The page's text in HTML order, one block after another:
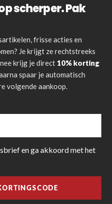
scherper. Pak
frisse acties en
Je krijgt ze rechtstreeks
krijg je direct 10% korting
spaar je automatisch
volgende aankoop.
en ga akkoord met het